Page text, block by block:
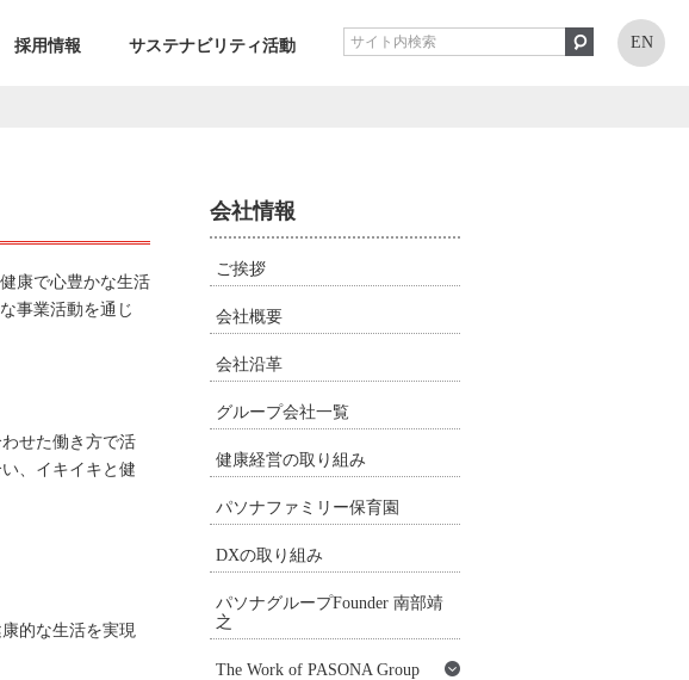
採用情報 サステナビリティ活動 EN
康で心豊かな生活
事業活動を通じ
せた働き方で活
、イキイキと健
的な生活を実現
会社情報
ご挨拶
会社概要
会社沿革
グループ会社一覧
健康経営の取り組み
パソナファミリー保育園
DXの取り組み
パソナグループFounder 南部靖
之
The Work of PASONA Group